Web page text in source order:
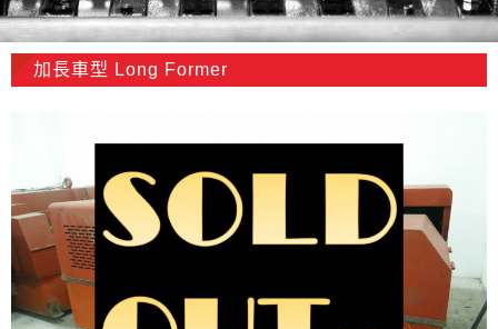
加長車型 Long Former